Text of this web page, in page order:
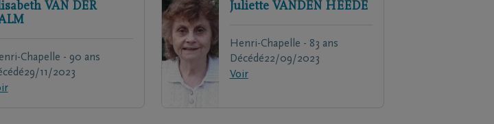
VAN DER
Chapelle - 90 ans
29/11/2023
Juliette VANDEN HEEDE
Henri-Chapelle - 83 ans
Décédé22/09/2023
Voir